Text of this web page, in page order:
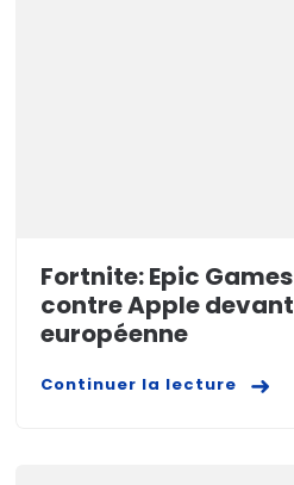
Fortnite: Epic
contre Apple
européenne
Continuer la lecture